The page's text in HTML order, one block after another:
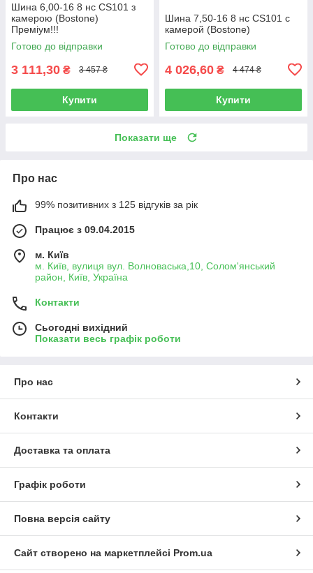
Шина 6,00-16 8 нс CS101 з
камерою (Bostone)
Преміум!!!
Готово до відправки
3 111,30 ₴ 3 457 ₴
Купити
Шина 7,50-16 8 нс CS101 с
камерой (Bostone)
Готово до відправки
4 026,60 ₴ 4 474 ₴
Купити
Показати ще
Про нас
99% позитивних з 125 відгуків за рік
Працює з 09.04.2015
м. Київ
м. Київ, вулиця вул. Волноваська,10, Солом'янський
район, Київ, Україна
Контакти
Сьогодні вихідний
Показати весь графік роботи
Про нас
Контакти
Доставка та оплата
Графік роботи
Повна версія сайту
Сайт створено на маркетплейсі Prom.ua